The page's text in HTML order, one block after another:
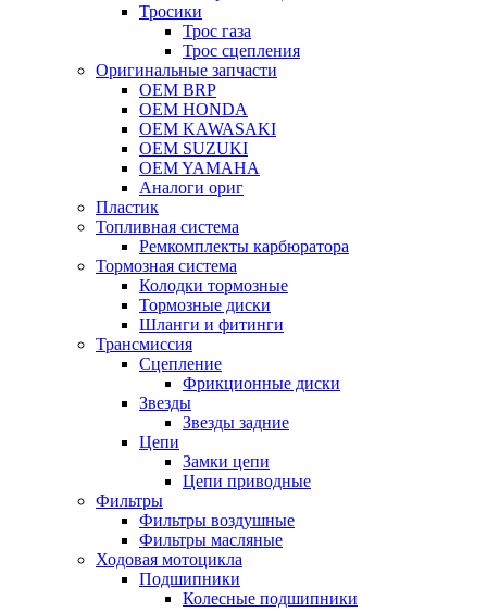
Тросики
Трос газа
Трос сцепления
Оригинальные запчасти
OEM BRP
OEM HONDA
OEM KAWASAKI
OEM SUZUKI
OEM YAMAHA
Аналоги ориг
Пластик
Топливная система
Ремкомплекты карбюратора
Тормозная система
Колодки тормозные
Тормозные диски
Шланги и фитинги
Трансмиссия
Cцепление
Фрикционные диски
Звезды
Звезды задние
Цепи
Замки цепи
Цепи приводные
Фильтры
Фильтры воздушные
Фильтры масляные
Ходовая мотоцикла
Подшипники
Колесные подшипники